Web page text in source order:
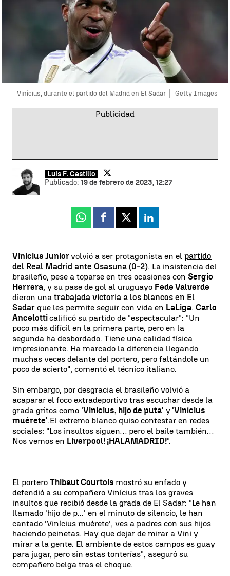
Vinícius, durante el partido del Madrid en El Sadar Getty Images
Luis F. Castillo
Publicado: 19 de febrero de 2023, 12:27
Whatsapp
Facebook
X Linkedin
Vinícius Juniorvolvió a ser protagonista en el partido
del Real Madrid ante Osasuna (0-2). La insistencia del
brasileño, pese a toparse en tres ocasiones con Sergio
Herrera, y su pase de gol al uruguayo Fede Valverde
dieron una trabajada victoria a los blancos en El
Sadar que les permite seguir con vida en LaLiga. Carlo
Ancelotticalificó su partido de "espectacular": "Un
poco más difícil en la primera parte, pero en la
segunda ha desbordado. Tiene una calidad física
impresionante. Ha marcado la diferencia llegando
muchas veces delante del portero, pero faltándole un
poco de acierto", comentó el técnico italiano.
Sin embargo, por desgracia el brasileño volvió a
acaparar el foco extradeportivo tras escuchar desde la
grada gritos como 'Vinícius, hijo de puta' y 'Vinícius
muérete'.El extremo blanco quiso contestar en redes
sociales: "Los insultos siguen… pero el baile también…
Nos vemos en Liverpool! ¡HALAMADRID!".
El portero Thibaut Courtois mostró su enfado y
defendió a su compañero Vinícius tras los graves
insultos que recibió desde la grada de El Sadar: "Le han
llamado 'hijo de p...' en el minuto de silencio, le han
cantado 'Vinícius muérete', ves a padres con sus hijos
haciendo peinetas. Hay que dejar de mirar a Vini y
mirar a la gente. El ambiente de estos campos es guay
para jugar, pero sin estas tonterías", aseguró su
compañero belga tras el choque.